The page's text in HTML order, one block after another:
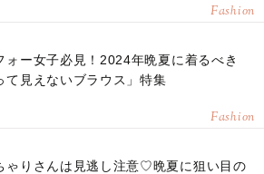
Fashion
ォー女子必見！2024年晩夏に着るべき
て見えないブラウス」特集
Fashion
ゃりさんは見逃し注意♡晩夏に狙い目の